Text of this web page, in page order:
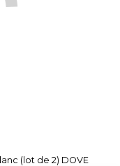
(lot de 2) DOVE